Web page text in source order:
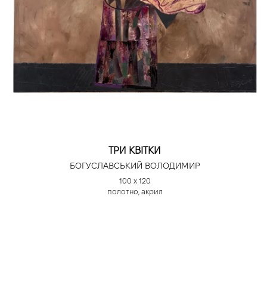
ТРИ КВІТКИ
БОГУСЛАВСЬКИЙ ВОЛОДИМИР
100 х 120
полотно, акрил